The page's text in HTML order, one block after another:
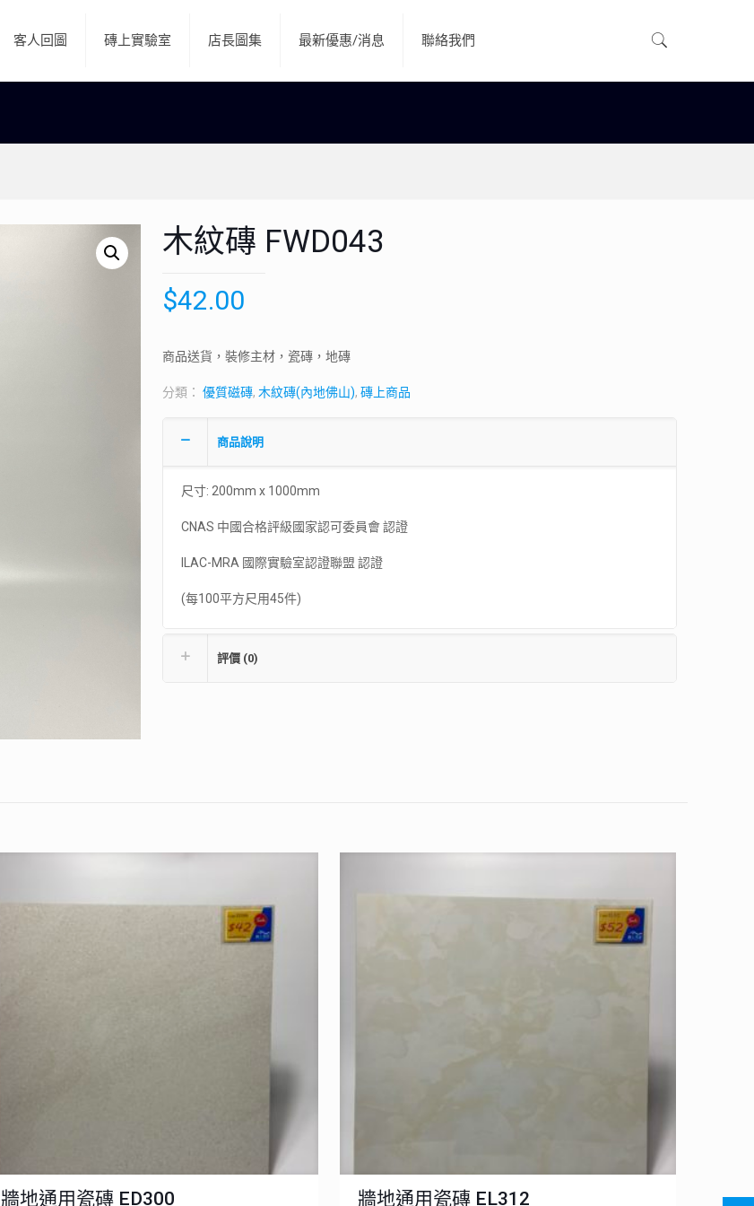
客人回圖 磚上實驗室 店長圖集 最新優惠/消息 聯絡我們
木紋磚 FWD043
$42.00
商品送貨，裝修主材，瓷磚，地磚
分類： 優質磁磚, 木紋磚(內地佛山), 磚上商品
商品說明
尺寸: 200mm x 1000mm
CNAS 中國合格評級國家認可委員會 認證
ILAC-MRA 國際實驗室認證聯盟 認證
(每100平方尺用45件)
評價 (0)
牆地通用瓷磚 ED300 牆地通用瓷磚 EL312